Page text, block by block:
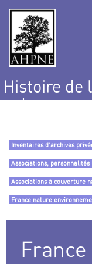
Histoire de
nature
Inventaires d’archives
Associations,
Associations à couverture
France nature